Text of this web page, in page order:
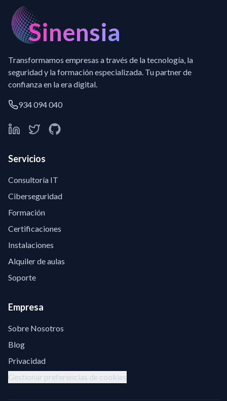
Sinensia
Transformamos empresas a través de la tecnología, la
seguridad y la formación especializada. Tu partner de
confianza en la era digital.
934 094 040
Servicios
Consultoría IT
Ciberseguridad
Formación
Certificaciones
Instalaciones
Alquiler de aulas
Soporte
Empresa
Sobre Nosotros
Blog
Privacidad
Gestionar preferencias de cookies